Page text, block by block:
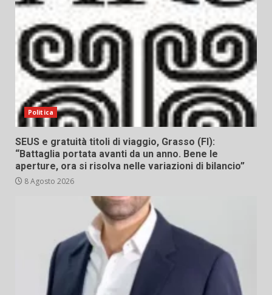
Politica
SEUS e gratuità titoli di viaggio, Grasso (FI):
“Battaglia portata avanti da un anno. Bene le
aperture, ora si risolva nelle variazioni di bilancio”
8 Agosto 2026